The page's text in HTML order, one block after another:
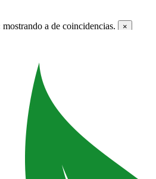
mostrando a de coincidencias. ×
Aplicación
Brillo Easy Apply Gris 60mc